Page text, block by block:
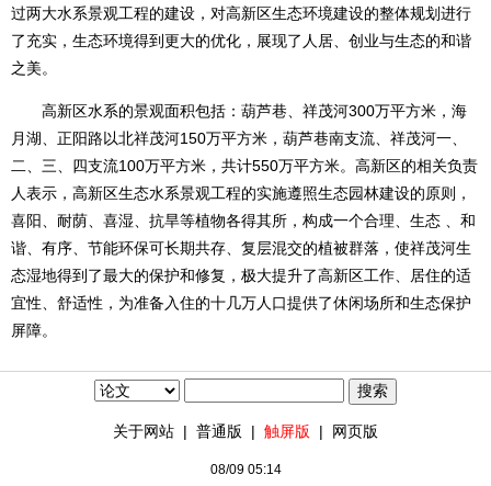
过两大水系景观工程的建设，对高新区生态环境建设的整体规划进行
了充实，生态环境得到更大的优化，展现了人居、创业与生态的和谐
之美。
高新区水系的景观面积包括：葫芦巷、祥茂河300万平方米，海
月湖、正阳路以北祥茂河150万平方米，葫芦巷南支流、祥茂河一、
二、三、四支流100万平方米，共计550万平方米。高新区的相关负责
人表示，高新区生态水系景观工程的实施遵照生态园林建设的原则，
喜阳、耐荫、喜湿、抗旱等植物各得其所，构成一个合理、生态 、和
谐、有序、节能环保可长期共存、复层混交的植被群落，使祥茂河生
态湿地得到了最大的保护和修复，极大提升了高新区工作、居住的适
宜性、舒适性，为准备入住的十几万人口提供了休闲场所和生态保护
屏障。
关于网站 | 普通版 | 触屏版 | 网页版
08/09 05:14